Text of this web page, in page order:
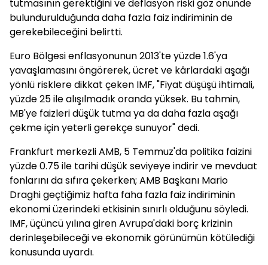
tutmasının gerektiğini ve deflasyon riski göz önünde
bulundurulduğunda daha fazla faiz indiriminin de
gerekebileceğini belirtti.
Euro Bölgesi enflasyonunun 2013'te yüzde 1.6'ya
yavaşlamasını öngörerek, ücret ve kârlardaki aşağı
yönlü risklere dikkat çeken IMF, "Fiyat düşüşü ihtimali,
yüzde 25 ile alışılmadık oranda yüksek. Bu tahmin,
MB'ye faizleri düşük tutma ya da daha fazla aşağı
çekme için yeterli gerekçe sunuyor" dedi.
Frankfurt merkezli AMB, 5 Temmuz'da politika faizini
yüzde 0.75 ile tarihi düşük seviyeye indirir ve mevduat
fonlarını da sıfıra çekerken; AMB Başkanı Mario
Draghi geçtiğimiz hafta faha fazla faiz indiriminin
ekonomi üzerindeki etkisinin sınırlı olduğunu söyledi.
IMF, üçüncü yılına giren Avrupa'daki borç krizinin
derinleşebileceği ve ekonomik görünümün kötülediği
konusunda uyardı.